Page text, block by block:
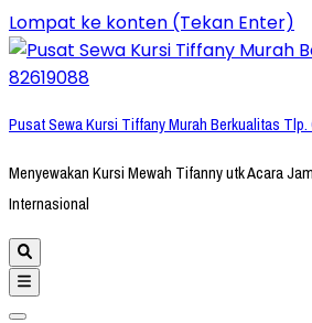
Lompat ke konten (Tekan Enter)
Pusat Sewa Kursi Tiffany Murah Berkualitas
Menyewakan Kursi Mewah Tifanny utk Acara
Internasional